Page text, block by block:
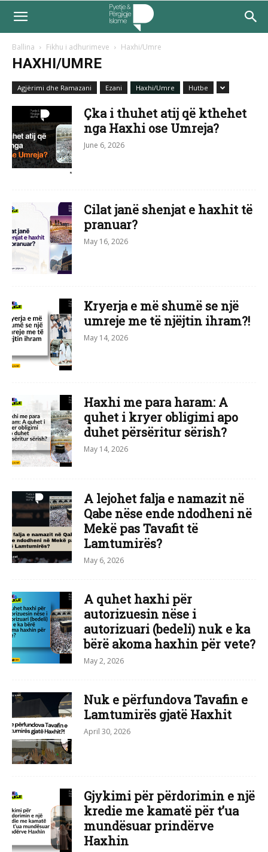
Ballina Fikhu i adhurimeve Haxhi/Umre
HAXHI/UMRE
Agjërimi dhe Ramazani Ezani Haxhi/Umre Hutbe
Çka i thuhet atij që kthehet
nga Haxhi ose Umreja?
June 6, 2026
Cilat janë shenjat e haxhit të
pranuar?
May 16, 2026
Kryerja e më shumë se një
umreje me të njëjtin ihram?!
May 14, 2026
Haxhi me para haram: A
quhet i kryer obligimi apo
duhet përsëritur sërish?
May 14, 2026
A lejohet falja e namazit në
Qabe nëse ende ndodheni në
Mekë pas Tavafit të
Lamtumirës?
May 6, 2026
A quhet haxhi për
autorizuesin nëse i
autorizuari (bedeli) nuk e ka
bërë akoma haxhin për vete?
May 2, 2026
Nuk e përfundova Tavafin e
Lamtumirës gjatë Haxhit
April 30, 2026
Gjykimi për përdorimin e një
kredie me kamatë për t’ua
mundësuar prindërve
Haxhin